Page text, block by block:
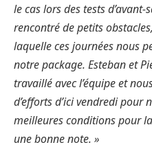
le cas lors des tests
rencontré de petits
laquelle ces journées nous
notre package. Esteban et
travaillé avec l’équipe et
d’efforts d’ici vendredi pour
meilleures conditions pour
une bonne note. »